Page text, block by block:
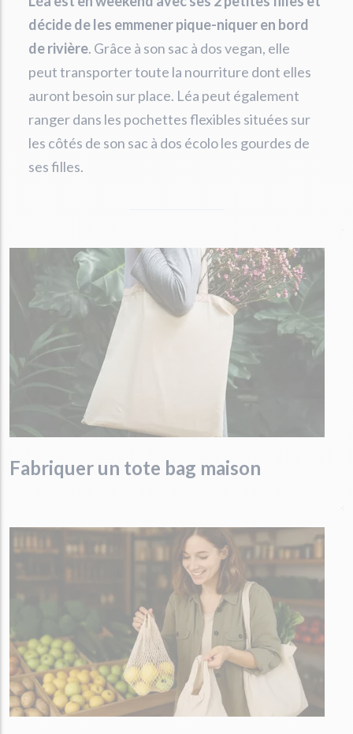
décide de les emmener pique-niquer en bord
de rivière. Grâce à son sac à dos vegan, elle
peut transporter toute la nourriture dont elles
auront besoin sur place. Léa peut également
ranger dans les pochettes flexibles situées sur
les côtés de son sac à dos écolo les gourdes de
ses filles.
Fabriquer un tote bag maison